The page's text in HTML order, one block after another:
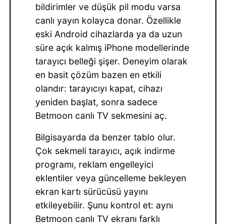
bildirimler ve düşük pil modu varsa
canlı yayın kolayca donar. Özellikle
eski Android cihazlarda ya da uzun
süre açık kalmış iPhone modellerinde
tarayıcı belleği şişer. Deneyim olarak
en basit çözüm bazen en etkili
olandır: tarayıcıyı kapat, cihazı
yeniden başlat, sonra sadece
Betmoon canlı TV sekmesini aç.
Bilgisayarda da benzer tablo olur.
Çok sekmeli tarayıcı, açık indirme
programı, reklam engelleyici
eklentiler veya güncelleme bekleyen
ekran kartı sürücüsü yayını
etkileyebilir. Şunu kontrol et: aynı
Betmoon canlı TV ekranı farklı